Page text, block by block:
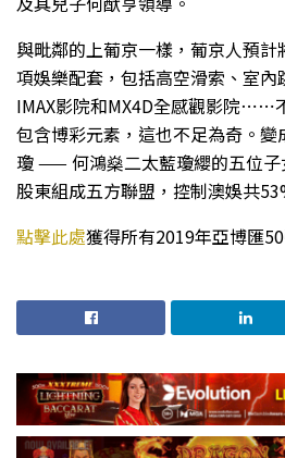
與毗鄰的上葡京一樣，葡京人預
項娛樂配套，包括高空滑索、室
IMAX影院和MX4D全感觀影院⋯⋯
包含博彩元素，這也不足為奇。
瓊 —— 何鴻燊二太藍瓊纓的五位
股東組成五方聯盟，控制澳娛共
點擊此處獲得所有2019年亞博匯